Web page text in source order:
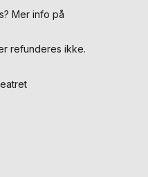
Mer info på
refunderes ikke.